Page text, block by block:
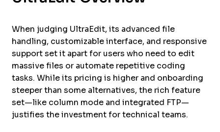
When judging UltraEdit, its advanced file
handling, customizable interface, and responsive
support set it apart for users who need to edit
massive files or automate repetitive coding
tasks. While its pricing is higher and onboarding
steeper than some alternatives, the rich feature
set—like column mode and integrated FTP—
justifies the investment for technical teams.